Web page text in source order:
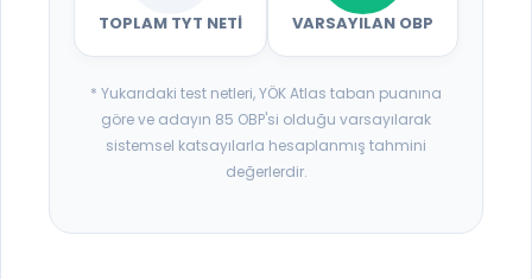
TOPLAM TYT NETI VARSAYILAN OBP
* Yukarıdaki test netleri, YÖK Atlas taban puanına
göre ve adayın 85 OBP'si olduğu varsayılarak
sistemsel katsayılarla hesaplanmış tahmini
değerlerdir.